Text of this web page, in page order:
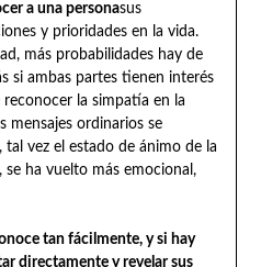
a una personasus
y prioridades en la vida.
más probabilidades hay de
si ambas partes tienen interés
la simpatía en la
mensajes ordinarios se
vez el estado de ánimo de la
ha vuelto más emocional,
tan fácilmente, y si hay
directamente y revelar sus